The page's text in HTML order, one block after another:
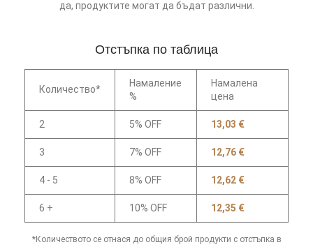
да, продуктите могат да бъдат различни.
Отстъпка по таблица
Количество*
Намаление
%
Намалена
цена
2 5% OFF 13,03 €
3 7% OFF 12,76 €
4 - 5 8% OFF 12,62 €
6 + 10% OFF 12,35 €
*Количеството се отнася до общия брой продукти с отстъпка в